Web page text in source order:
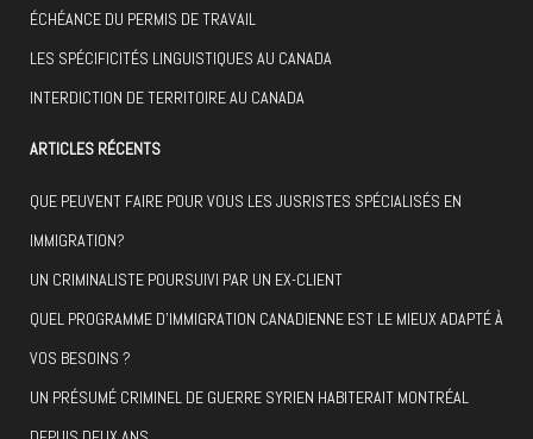
ÉCHÉANCE DU PERMIS DE TRAVAIL
LES SPÉCIFICITÉS LINGUISTIQUES AU CANADA
INTERDICTION DE TERRITOIRE AU CANADA
ARTICLES RÉCENTS
QUE PEUVENT FAIRE POUR VOUS LES JUSRISTES SPÉCIALISÉS EN
IMMIGRATION?
UN CRIMINALISTE POURSUIVI PAR UN EX-CLIENT
QUEL PROGRAMME D’IMMIGRATION CANADIENNE EST LE MIEUX ADAPTÉ À
VOS BESOINS ?
UN PRÉSUMÉ CRIMINEL DE GUERRE SYRIEN HABITERAIT MONTRÉAL